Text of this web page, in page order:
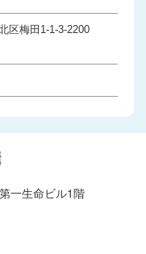
区梅田1-1-3-2200
一生命ビル1階